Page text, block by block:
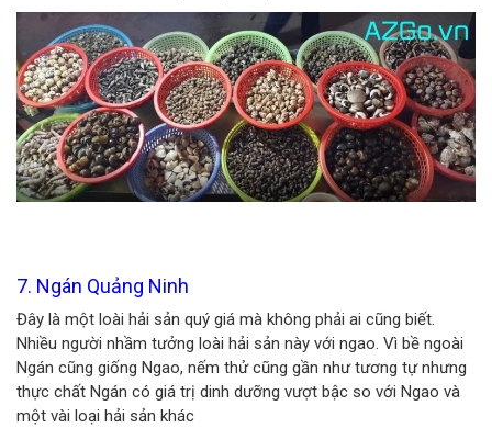
7. Ngán Quảng Ninh
Đây là một loài hải sản quý giá mà không phải ai cũng biết.
Nhiều người nhầm tưởng loài hải sản này với ngao. Vì bề ngoài
Ngán cũng giống Ngao, nếm thử cũng gần như tương tự nhưng
thực chất Ngán có giá trị dinh dưỡng vượt bậc so với Ngao và
một vài loại hải sản khác